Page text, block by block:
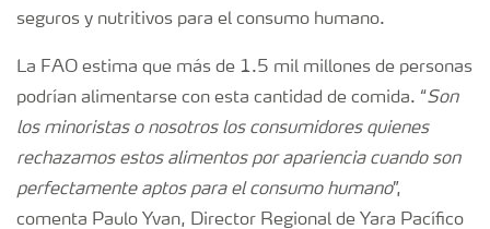
seguros y nutritivos para el consumo humano.
La FAO estima que más de 1.5 mil millones de personas
podrían alimentarse con esta cantidad de comida. “Son
los minoristas o nosotros los consumidores quienes
rechazamos estos alimentos por apariencia cuando son
perfectamente aptos para el consumo humano”,
comenta Paulo Yvan, Director Regional de Yara Pacífico